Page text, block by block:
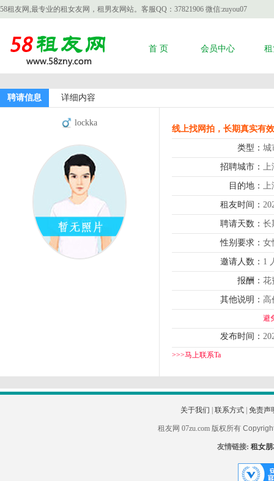
58租友网,最专业的租女友网，租男友网站。客服QQ：37821906 微信:zuyou07
首 页 会员中心
聘请信息 详细内容
lockka
线上找网拍，长期真实有效
类型： 城
招聘城市： 上
目的地： 上
租友时间：
聘请天数： 长
性别要求： 女
邀请人数： 1
报酬： 花
其他说明： 高
避
发布时间：
>>>马上联系Ta
关于我们 |联系方式 |免责声
租友网 07zu.com 版权所有
友情链接:租女